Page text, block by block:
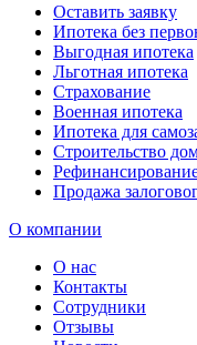
Оставить заявку
Ипотека без
Выгодная ипотека
Льготная ипотека
Страхование
Военная ипотека
Ипотека для
Строительство
Продажа
О компании
О нас
Контакты
Сотрудники
Отзывы